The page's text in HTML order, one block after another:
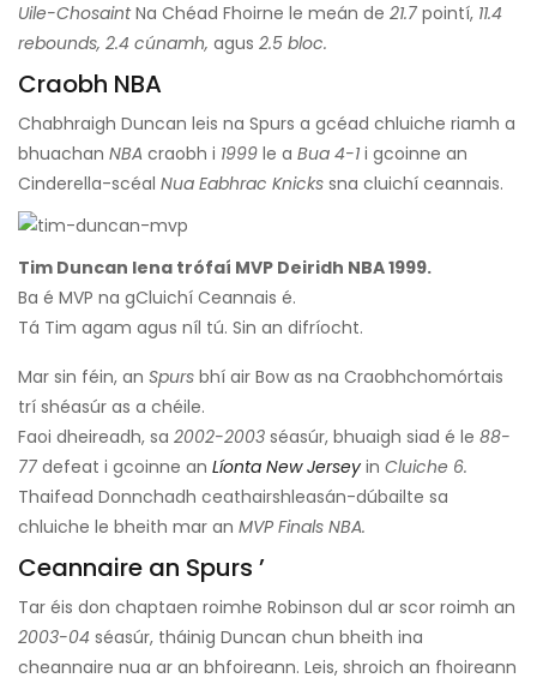
Uile-ChosaintNa Chéad Fhoirne le meán de 21.7 pointí, 11.4
rebounds, 2.4 cúnamh, agus 2.5 bloc.
Craobh NBA
Chabhraigh Duncan leis na Spurs a gcéad chluiche riamh a
bhuachan NBA craobh i 1999 le a Bua 4-1 i gcoinne an
Cinderella-scéal Nua Eabhrac Knicks sna cluichí ceannais.
Tim Duncan lena trófaí MVP Deiridh NBA 1999.
Ba é MVP na gCluichí Ceannais é.
Tá Tim agam agus níl tú. Sin an difríocht.
Mar sin féin, an Spurs bhí air Bow as na Craobhchomórtais
trí shéasúr as a chéile.
Faoi dheireadh, sa 2002-2003 séasúr, bhuaigh siad é le 88-
77 defeat i gcoinne an Líonta New Jersey in Cluiche 6.
Thaifead Donnchadh ceathairshleasán-dúbailte sa
chluiche le bheith mar an MVP Finals NBA.
Ceannaire an Spurs ’
Tar éis don chaptaen roimhe Robinson dul ar scor roimh an
2003-04 séasúr, tháinig Duncan chun bheith ina
cheannaire nua ar an bhfoireann. Leis, shroich an fhoireann